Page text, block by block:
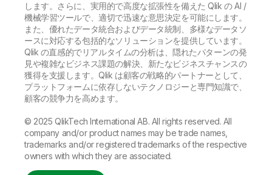
します。さらに、実用的で高度な拡張性を備えた Qlik の AI /
機械学習ツールで、適切で迅速な意思決定を可能にします。
また、優れたデータ統合およびデータ統制、多様なデータソ
ースに対応する包括的なソリューションを提供しています。
Qlik の直感的でリアルタイムの分析は、隠れたパターンの発
見や複雑なビジネス課題の解決、新たなビジネスチャンスの
獲得を支援します。Qlik は顧客の戦略的パートナーとして、
プラットフォームに依存しないテクノロジーと専門知識で、
顧客の競争力を高めます。
© 2025 QlikTech International AB. All rights reserved. All
company and/or product names may be trade names,
trademarks and/or registered trademarks of the respective
owners with which they are associated.